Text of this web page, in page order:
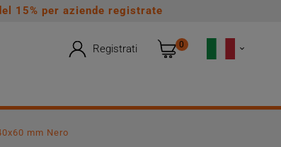
15% per aziende registrate
Registrati 0 
mm Nero